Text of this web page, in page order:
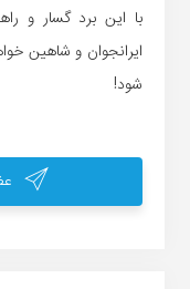
با این برد گسار و
ایرانجوان و شاهین
شود!